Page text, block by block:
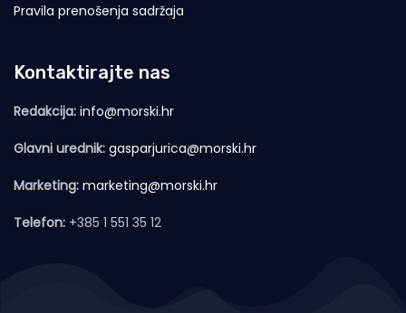
Pravila prenošenja sadržaja
Kontaktirajte nas
Redakcija: info@morski.hr
Glavni urednik: gasparjurica@morski.hr
Marketing: marketing@morski.hr
Telefon: +385 1 551 35 12